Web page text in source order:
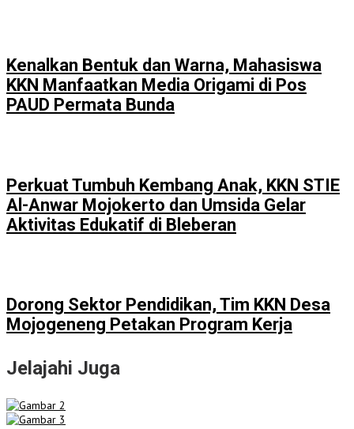
Kenalkan Bentuk dan Warna, Mahasiswa
KKN Manfaatkan Media Origami di Pos
PAUD Permata Bunda
Perkuat Tumbuh Kembang Anak, KKN STIE
Al-Anwar Mojokerto dan Umsida Gelar
Aktivitas Edukatif di Bleberan
Dorong Sektor Pendidikan, Tim KKN Desa
Mojogeneng Petakan Program Kerja
Jelajahi Juga